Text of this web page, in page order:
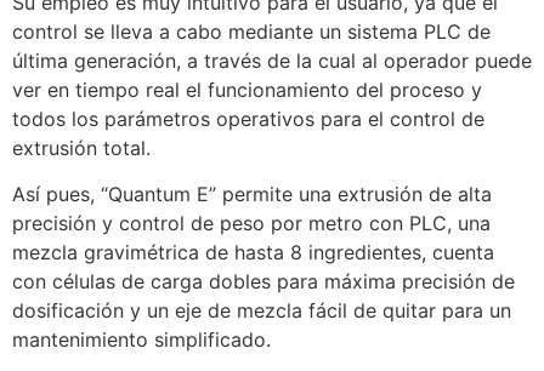
control se lleva a cabo mediante un sistema PLC de
última generación, a través de la cual al operador puede
ver en tiempo real el funcionamiento del proceso y
todos los parámetros operativos para el control de
extrusión total.
Así pues, “Quantum E” permite una extrusión de alta
precisión y control de peso por metro con PLC, una
mezcla gravimétrica de hasta 8 ingredientes, cuenta
con células de carga dobles para máxima precisión de
dosificación y un eje de mezcla fácil de quitar para un
mantenimiento simplificado.